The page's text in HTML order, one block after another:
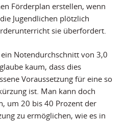
Förderplan erstellen, wenn
Jugendlichen plötzlich
sie überfordert.
Notendurchschnitt von 3,0
kaum, dass dies
Voraussetzung für eine so
ist. Man kann doch
um 20 bis 40 Prozent der
zu ermöglichen, wie es in